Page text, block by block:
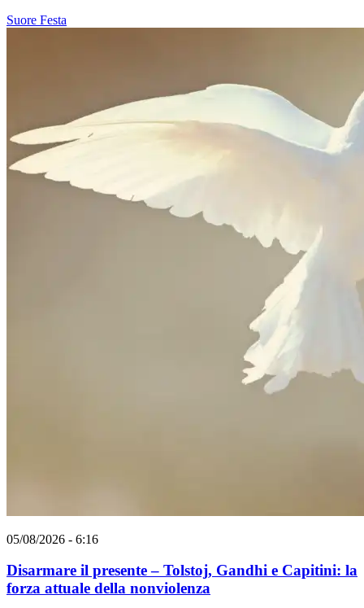
Suore Festa
05/08/2026 - 6:16
Disarmare il presente – Tolstoj, Gandhi e Capitini: la
forza attuale della nonviolenza